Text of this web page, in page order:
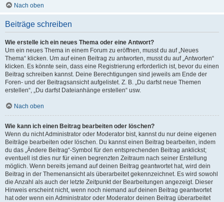
Nach oben
Beiträge schreiben
Wie erstelle ich ein neues Thema oder eine Antwort?
Um ein neues Thema in einem Forum zu eröffnen, musst du auf „Neues
Thema“ klicken. Um auf einen Beitrag zu antworten, musst du auf „Antworten“
klicken. Es könnte sein, dass eine Registrierung erforderlich ist, bevor du einen
Beitrag schreiben kannst. Deine Berechtigungen sind jeweils am Ende der
Foren- und der Beitragsansicht aufgelistet. Z. B. „Du darfst neue Themen
erstellen“, „Du darfst Dateianhänge erstellen“ usw.
Nach oben
Wie kann ich einen Beitrag bearbeiten oder löschen?
Wenn du nicht Administrator oder Moderator bist, kannst du nur deine eigenen
Beiträge bearbeiten oder löschen. Du kannst einen Beitrag bearbeiten, indem
du das „Ändere Beitrag“-Symbol für den entsprechenden Beitrag anklickst;
eventuell ist dies nur für einen begrenzten Zeitraum nach seiner Erstellung
möglich. Wenn bereits jemand auf deinen Beitrag geantwortet hat, wird dein
Beitrag in der Themenansicht als überarbeitet gekennzeichnet. Es wird sowohl
die Anzahl als auch der letzte Zeitpunkt der Bearbeitungen angezeigt. Dieser
Hinweis erscheint nicht, wenn noch niemand auf deinen Beitrag geantwortet
hat oder wenn ein Administrator oder Moderator deinen Beitrag überarbeitet